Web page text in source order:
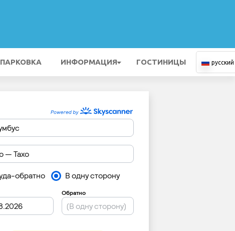
ПАРКОВКА ИНФОРМАЦИЯ ГОСТИНИЦЫ русский